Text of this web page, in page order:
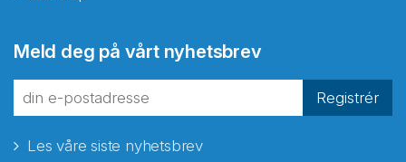
Meld deg på vårt nyhetsbrev
Registrér
Les våre siste nyhetsbrev